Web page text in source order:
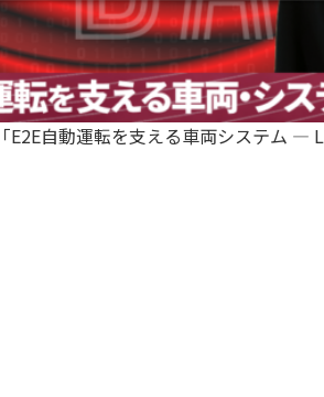
自動運転を支える車両システム —